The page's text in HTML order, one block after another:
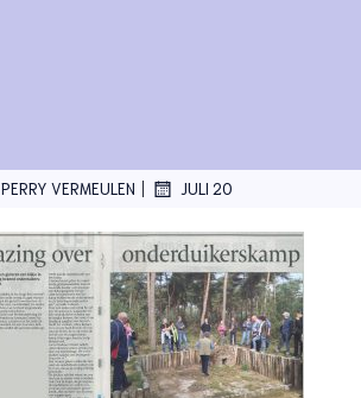
PERRY VERMEULEN | JULI 20